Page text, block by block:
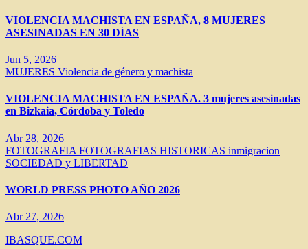
VIOLENCIA MACHISTA EN ESPAÑA, 8 MUJERES
ASESINADAS EN 30 DÍAS
Jun 5, 2026
MUJERES Violencia de género y machista
VIOLENCIA MACHISTA EN ESPAÑA. 3 mujeres asesinadas
en Bizkaia, Córdoba y Toledo
Abr 28, 2026
FOTOGRAFIA FOTOGRAFIAS HISTORICAS inmigracion
SOCIEDAD y LIBERTAD
WORLD PRESS PHOTO AÑO 2026
Abr 27, 2026
IBASQUE.COM